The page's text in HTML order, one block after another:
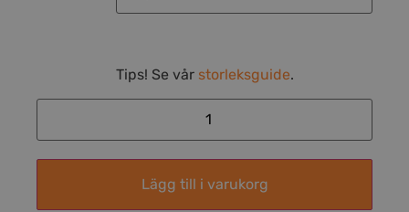
Tips! Se vår storleksguide.
Lägg till i varukorg